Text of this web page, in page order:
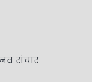
संचार